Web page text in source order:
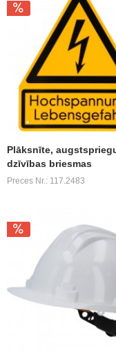
Plāksnīte,
dzīvības briesmas
Preces Nr.: 117.2483